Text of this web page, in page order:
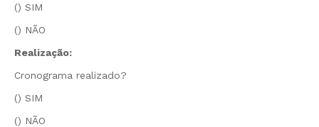
() SIM
() NÃO
Realização:
Cronograma realizado?
() SIM
() NÃO